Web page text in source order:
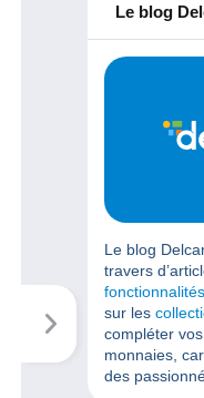
Le blog
Le blog
travers
fonctionnalités
sur les
compléter
monnaies,
des